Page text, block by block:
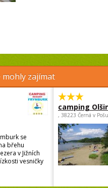
mohly zajímat
se
břehu
v Jižních
vesničky
camping
, 38223 Černá v